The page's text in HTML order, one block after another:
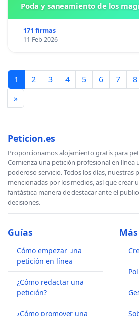
Poda y saneamiento de los
171 firmas
11 Feb 2026
1 2 3 4 5 6 7 8
»
Peticion.es
Proporcionamos alojamiento gratis para
Comienza una petición profesional en línea
poderoso servicio. Todos los días, nuestras
mencionadas por los medios, así que crear
fantástica manera de destacar ante el
decisiones.
Guías
Cómo empezar una
petición en línea
¿Cómo redactar una
petición?
¿Cómo promover una
Más